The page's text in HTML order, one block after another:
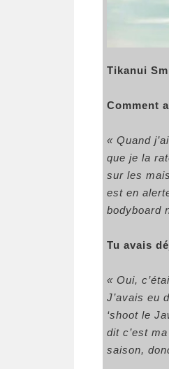
Tikanui
Comment
« Quand
que je la
sur les
est en
bodyboard
Tu avais
« Oui,
J’avais eu
‘shoot le
dit c’est
saison,